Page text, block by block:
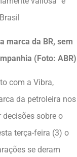
marca da BR, sem
(Foto: ABR)
com a Vibra,
da petroleira nos
sobre o
terça-feira (3) o
se deram